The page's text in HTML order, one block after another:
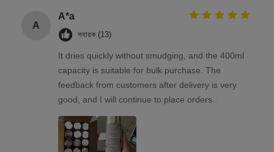
A
A*a
সহায়ক (13)
It dries quickly without smudging, and the 400ml
capacity is suitable for bulk purchase. The
feedback from customers after delivery is very
good, and I will continue to place orders..